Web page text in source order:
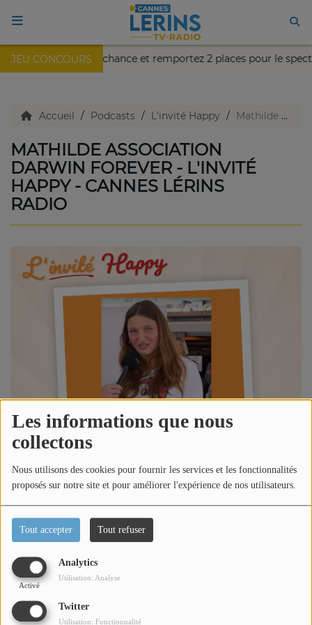
Les informations que nous
collectons
Nous utilisons des cookies pour fournir les services et les fonctionnalités
proposés sur notre site et pour améliorer l'expérience de nos utilisateurs.
Tout accepter Tout refuser
Analytics
Activé
Utilisation: Analyse
Twitter
Utilisation: Fonctionnalité
JEU CONCOURS
semaine, tentez votre chance et remportez 2 places pour le
TV en direct
Replay TV
Agenda
Emissions TV
Titres diffusés
Diffusions
Podcasts
Jeu concours
Contactez-nous
Accueil Podcasts L'invité Happy Mathilde Association Darwin Forever - L'invité Happy - Cannes Lérins Radio
MATHILDE ASSOCIATION
DARWIN FOREVER - L'INVITÉ
HAPPY - CANNES LÉRINS
RADIO